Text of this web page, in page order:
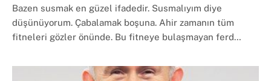
Bazen susmak en güzel ifadedir. Susmalıyım diye
düşünüyorum. Çabalamak boşuna. Ahir zamanın tüm
fitneleri gözler önünde. Bu fitneye bulaşmayan ferd…